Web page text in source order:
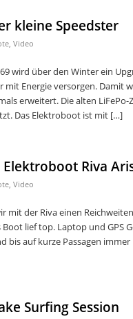
kleine Speedster
Video
wird über den Winter ein
mit Energie versorgen.
erweitert. Die alten
Das Elektroboot ist mit […]
Elektroboot Riva
Video
mit der Riva einen
lief top. Laptop und GPS
bis auf kurze Passagen
Surfing Session